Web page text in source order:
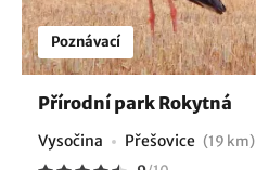
Poznávací
Přírodní park Rokytná
Vysočina Přešovice (19 km)